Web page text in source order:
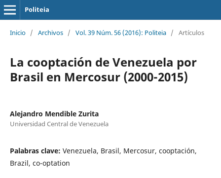
Politeia
Inicio / Archivos / Vol. 39 Núm. 56 (2016): Politeia / Artículos
La cooptación de Venezuela por
Brasil en Mercosur (2000-2015)
Alejandro Mendible Zurita
Universidad Central de Venezuela
Palabras clave: Venezuela, Brasil, Mercosur, cooptación,
Brazil, co-optation